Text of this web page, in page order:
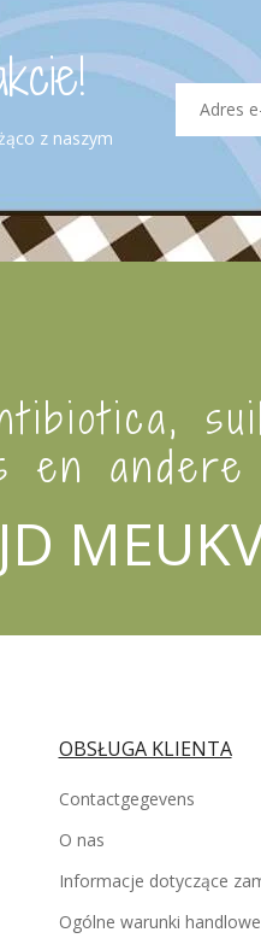
z naszym
en
OBSŁUGA KLIENTA
Contactgegevens
O nas
Informacje dotyczące
Ogólne warunki